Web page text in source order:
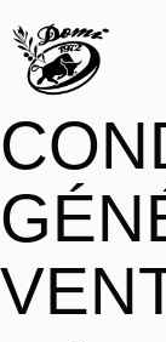
au
contenu